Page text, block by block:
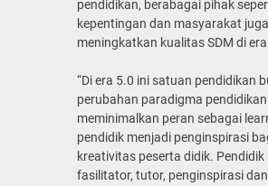
pendidikan, berabagai pihak
kepentingan dan masyarakat
meningkatkan kualitas SDM di
“Di era 5.0 ini satuan pendidikan
perubahan paradigma
meminimalkan peran sebagai
pendidik menjadi penginspirasi
kreativitas peserta didik.
fasilitator, tutor, penginspirasi